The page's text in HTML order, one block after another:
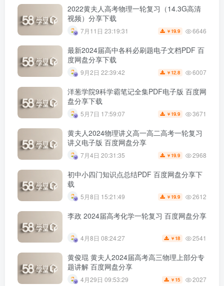
2022黄夫人高考物理一轮复习（14.3G高清
视频）分享下载
7月11日 23:19:31 ￥ 19.9 6646
最新2024届高中各科必刷题电子文档PDF 百
度网盘分享下载
9月2日 22:39:42 ￥ 12.8 6007
洋葱学院9科学霸笔记全集PDF电子版 百度网
盘分享下载
5月7日 17:59:07 ￥ 19.9 3671
黄夫人2024物理讲义高一高二高考一轮复习
讲义电子版 百度网盘分享
7月4日 20:31:35 ￥ 19.9 2968
初中小四门知识点总结PDF 百度网盘分享下
载
5月8日 15:21:49 ￥ 19.9 2612
李政 2024届高考化学一轮复习 百度网盘分享
4月8日 08:24:27 ￥ 18 2541
黄俊琨 黄夫人2024届高考高三物理上部分专
题讲解 百度网盘分享
4月29日 09:53:29 ￥ 15 2027